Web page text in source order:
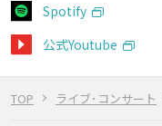
TOP ライブ･コンサート
Spotify
公式Youtube